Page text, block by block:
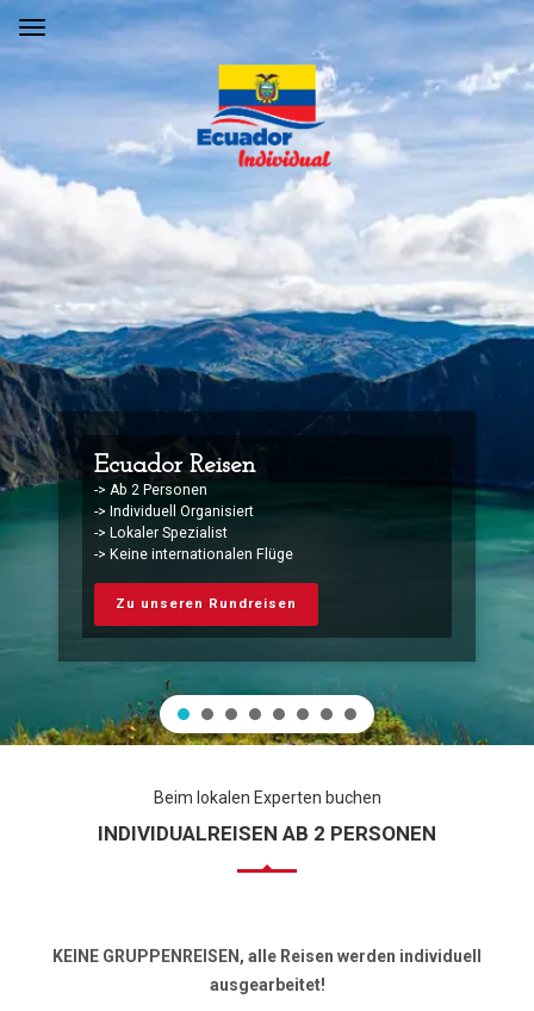
Ecuador Reisen
-> Ab 2 Personen
-> Individuell Organisiert
-> Lokaler Spezialist
-> Keine internationalen Flüge
Zu unseren Rundreisen
Beim lokalen Experten buchen
INDIVIDUALREISEN AB 2 PERSONEN
KEINE GRUPPENREISEN, alle Reisen werden individuell
ausgearbeitet!